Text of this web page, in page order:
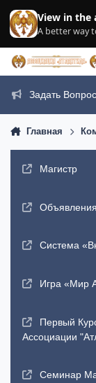
View in the
A better way
Задать Вопрос
Главная
Магистр
Объявления
Система
Игра «Мир
Первый
Ассоциации
Семинар